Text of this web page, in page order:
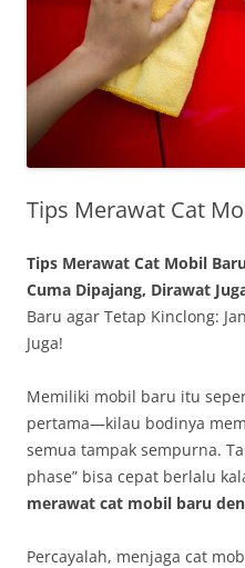
Tips Merawat Cat
Tips Merawat Cat Mobil
Cuma Dipajang, Dirawat
Baru agar Tetap Kinclong:
Juga!
Memiliki mobil baru itu
pertama—kilau bodinya
semua tampak sempurna.
phase” bisa cepat berlalu
merawat cat mobil baru
Percayalah, menjaga cat